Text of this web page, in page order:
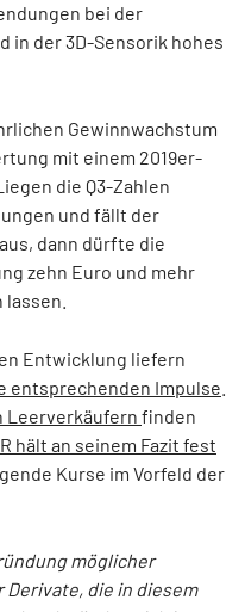
bei der
in der 3D-Sensorik hohes
Gewinnwachstum
mit einem 2019er-
die Q3-Zahlen
und fällt der
dann dürfte die
zehn Euro und mehr
Entwicklung liefern
entsprechenden Impulse
Leerverkäufern finden
hält an seinem Fazit fest
Kurse im Vorfeld der
möglicher
die in diesem